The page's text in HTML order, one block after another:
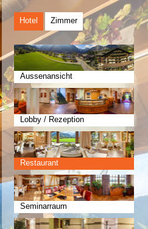
Hotel Zimmer
Aussenansicht
Lobby / Rezeption
Restaurant
Seminarraum